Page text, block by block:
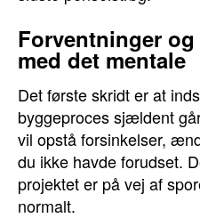
Forventninger
med det mentale
Det første skridt er at
byggeproces sjældent
vil opstå forsinkelser,
du ikke havde forudset.
projektet er på vej af
normalt.